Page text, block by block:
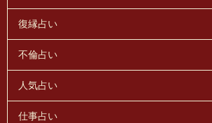
復縁占い
不倫占い
人気占い
仕事占い